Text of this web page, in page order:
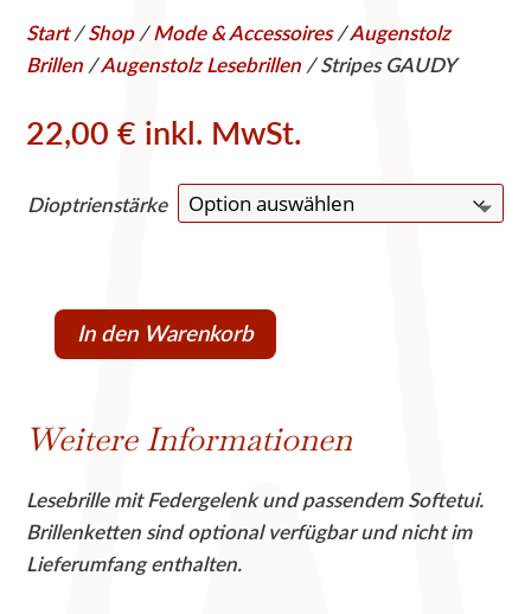
Start/Shop/Mode & Accessoires/Augenstolz
Brillen /Augenstolz Lesebrillen / Stripes GAUDY
22,00€ inkl. MwSt.
Dioptrienstärke
Stripes
In den Warenkorb
Weitere Informationen
Lesebrille mit Federgelenk und passendem Softetui.
Brillenketten sind optional verfügbar und nicht im
Lieferumfang enthalten.